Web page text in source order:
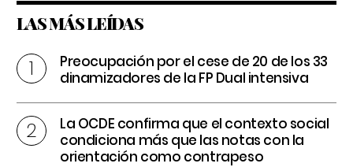
LAS MÁS LEÍDAS
Preocupación por el cese de 20 de los 33
dinamizadores de la FP Dual intensiva
La OCDE confirma que el contexto social
condiciona más que las notas con la
orientación como contrapeso